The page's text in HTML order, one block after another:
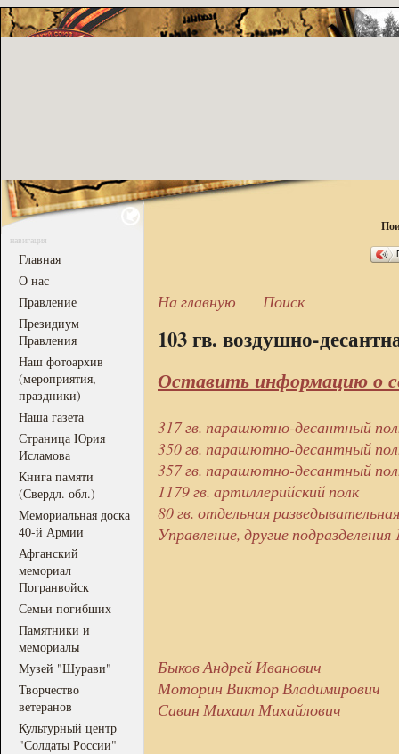
навигация
Главная
О нас
Правление
Президиум
Правления
Наш фотоархив
(мероприятия,
праздники)
Наша газета
Страница Юрия
Исламова
Книга памяти
(Свердл. обл.)
Мемориальная доска
40-й Армии
Афганский
мемориал
Погранвойск
Семьи погибших
Памятники и
мемориалы
Музей "Шурави"
Творчество
ветеранов
Культурный центр
"Солдаты России"
На главную Поиск
103 гв. воздушно-
Оставить информацию о
317 гв. парашютно-десантный
350 гв. парашютно-десантный
357 гв. парашютно-десантный
1179 гв. артиллерийский полк
80 гв. отдельная
Управление, другие подразделения
Быков Андрей Иванович
Моторин Виктор Владимирович
Савин Михаил Михайлович